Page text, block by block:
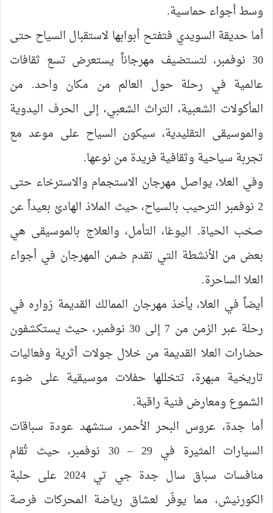
وسط أجواء حماسية.
أما حديقة السويدي فتفتح أبوابها لاستقبال السياح حتى
30 نوفمبر، لتستضيف مهرجاناً يستعرض تسع ثقافات
عالمية في رحلة حول العالم من مكان واحد. من
المأكولات الشعبية، التراث الشعبي، إلى الحرف اليدوية
والموسيقى التقليدية، سيكون السياح على موعد مع
تجربة سياحية وثقافية فريدة من نوعها.
وفي العلا، يواصل مهرجان الاستجمام والاسترخاء حتى
2 نوفمبر الترحيب بالسياح، حيث الملاذ الهادئ بعيداً عن
صخب الحياة. اليوغا، التأمل، والعلاج بالموسيقى هي
بعض من الأنشطة التي تقدم ضمن المهرجان في أجواء
العلا الساحرة.
أيضاً في العلا، يأخذ مهرجان الممالك القديمة زواره في
رحلة عبر الزمن من 7 إلى 30 نوفمبر، حيث يستكشفون
حضارات العلا القديمة من خلال جولات أثرية وفعاليات
تاريخية مبهرة، تتخللها حفلات موسيقية على ضوء
الشموع ومعارض فنية راقية.
أما جدة، عروس البحر الأحمر، ستشهد عودة سباقات
السيارات المثيرة في 29 – 30 نوفمبر، حيث تُقام
منافسات سباق سال جدة جي تي 2024 على حلبة
الكورنيش، مما يوفّر لعشاق رياضة المحركات فرصة